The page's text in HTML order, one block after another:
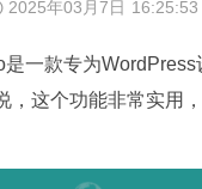
2025年03月7日 16:25:53
一款专为WordPress
，这个功能非常实用